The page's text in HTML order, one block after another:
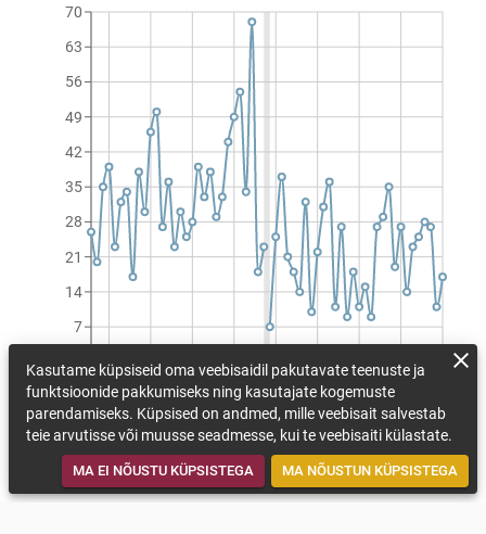
1990 1997 2004 2011 2018 2025 2032 2039
7
14
21
28
35
42
49
56
63
70
Külmapäevade arv aastas (päeva/aastas)
VAATA KOHANEMISMEETMEID TAGASI KAARDILE
Kasutame küpsiseid oma veebisaidil pakutavate teenuste ja
funktsioonide pakkumiseks ning kasutajate kogemuste
parendamiseks. Küpsised on andmed, mille veebisait salvestab
teie arvutisse või muusse seadmesse, kui te veebisaiti külastate.
MA EI NÕUSTU KÜPSISTEGA MA NÕUSTUN KÜPSISTEGA